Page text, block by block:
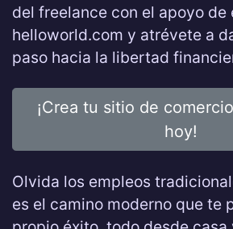
del freelance con el apoyo de
helloworld.com y atrévete a
paso hacia la libertad
¡Crea tu sitio de
hoy!
Olvida los empleos
es el camino moderno que te